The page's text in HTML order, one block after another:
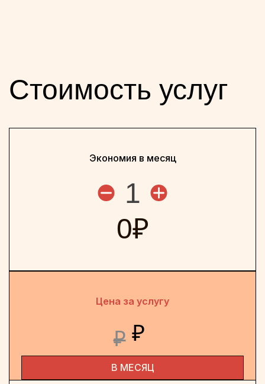
Стоимость услуг
Экономия в месяц
1
0₽
Цена за услугу
₽ ₽
В МЕСЯЦ